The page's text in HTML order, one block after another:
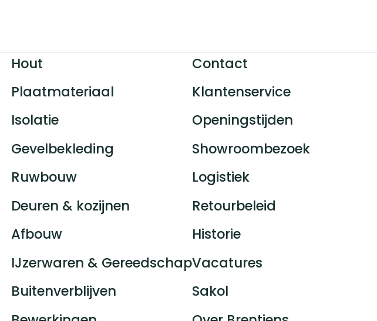
Hout
Plaatmateriaal
Isolatie
Gevelbekleding
Ruwbouw
Deuren & kozijnen
Afbouw
IJzerwaren & Gereedschap
Buitenverblijven
Contact
Klantenservice
Openingstijden
Showroombezoek
Logistiek
Retourbeleid
Historie
Vacatures
Sakol